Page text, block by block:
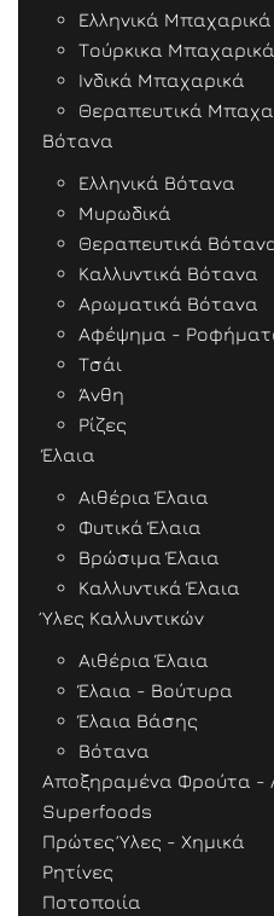
Ελληνικά Μπαχαρικά
Τούρκικα Μπαχαρικά
Ινδικά Μπαχαρικά
Θεραπευτικά
Βότανα
Ελληνικά Βότανα
Μυρωδικά
Θεραπευτικά
Καλλυντικά Βότανα
Αρωματικά Βότανα
Αφέψημα -
Τσάι
Άνθη
Ρίζες
Έλαια
Αιθέρια Έλαια
Φυτικά Έλαια
Βρώσιμα Έλαια
Καλλυντικά Έλαια
Ύλες Καλλυντικών
Αιθέρια Έλαια
Έλαια - Βούτυρα
Έλαια Βάσης
Βότανα
Αποξηραμένα Φρούτα -
Superfoods
Πρώτες Ύλες - Χημικά
Ρητίνες
Ποτοποιία